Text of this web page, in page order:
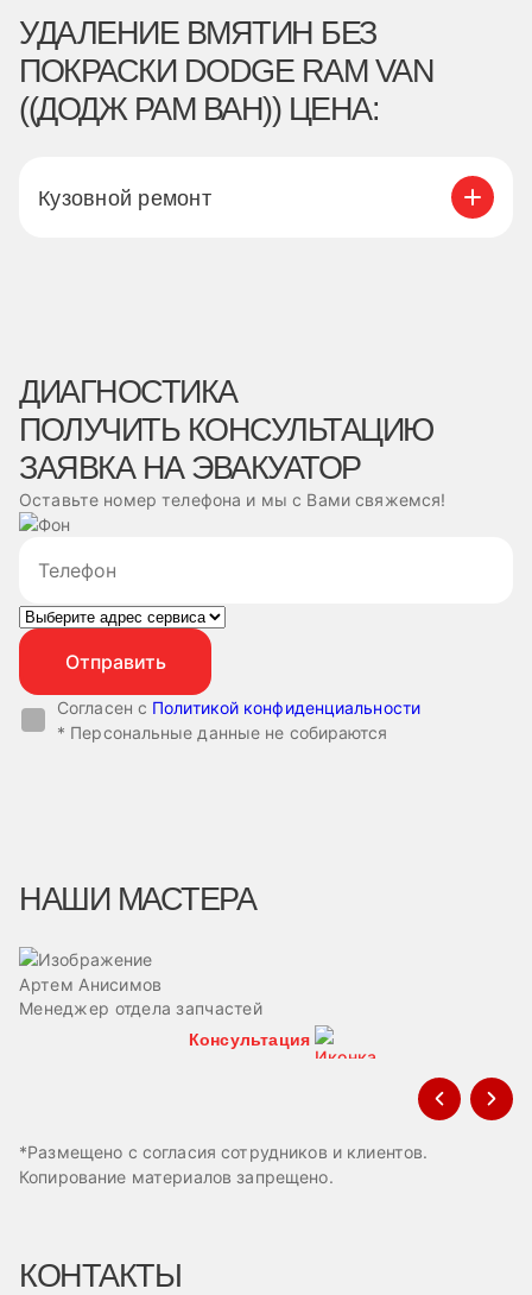
УДАЛЕНИЕ ВМЯТИН БЕЗ
ПОКРАСКИ DODGE RAM VAN
((ДОДЖ РАМ ВАН)) ЦЕНА:
Кузовной ремонт
ДИАГНОСТИКА
ПОЛУЧИТЬ КОНСУЛЬТАЦИЮ
ЗАЯВКА НА ЭВАКУАТОР
Оставьте номер телефона и мы с Вами свяжемся!
Согласен с Политикой конфиденциальности
* Персональные данные не собираются
НАШИ МАСТЕРА
Артем Анисимов
Менеджер отдела запчастей
Консультация
*Размещено с согласия сотрудников и клиентов.
Копирование материалов запрещено.
КОНТАКТЫ